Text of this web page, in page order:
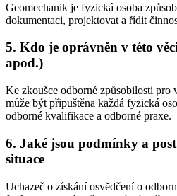
Geomechanik je fyzická osoba
dokumentaci, projektovat a řídit
5. Kdo je oprávněn v této
apod.)
Ke zkoušce odborné způsobilosti pro
může být připuštěna každá fyzická
odborné kvalifikace a odborné praxe.
6. Jaké jsou podmínky a
situace
Uchazeč o získání osvědčení o